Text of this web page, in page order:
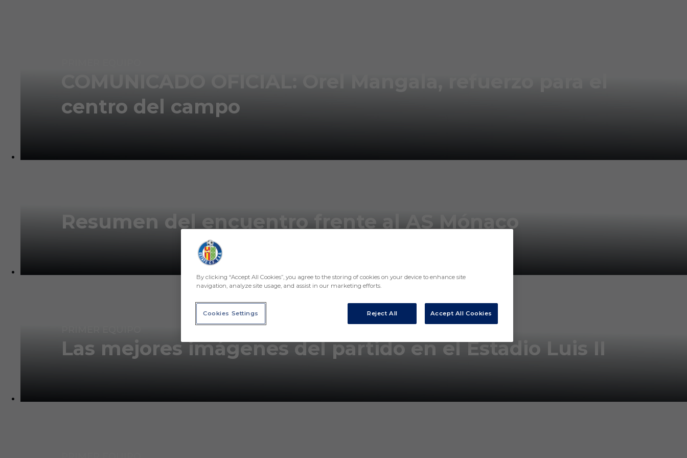
centro del campo
Resumen del encuentro frente al AS Mónaco
Las mejores imágenes del partido en el Estadio Luis II
By clicking “Accept All Cookies”, you agree to the storing of cookies on your device to enhance site
navigation, analyze site usage, and assist in our marketing efforts.
Reject All Accept All Cookies
Cookies Settings